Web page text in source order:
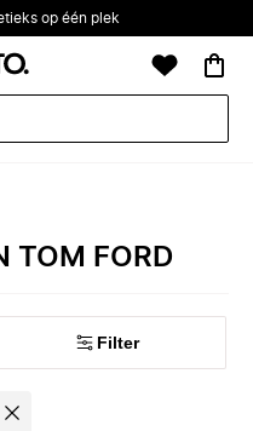
op één plek
TOM FORD
Filter